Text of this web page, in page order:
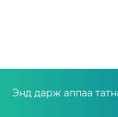
Энд дарж аппаа